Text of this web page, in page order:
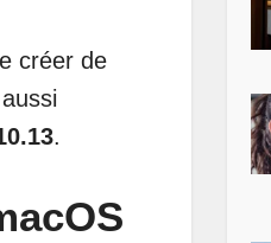
créer de
.